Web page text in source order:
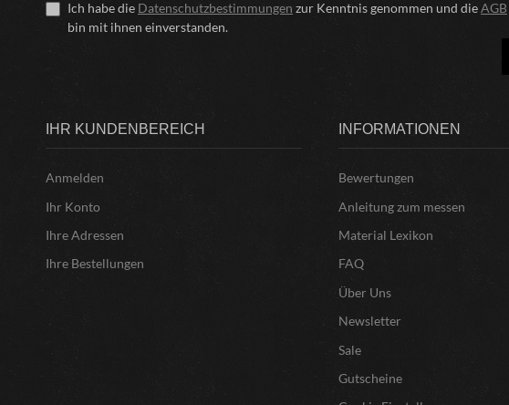
Ich habe die Datenschutzbestimmungen zur Kenntnis genommen und dieAGB
bin mit ihnen einverstanden.
IHR KUNDENBEREICH
Anmelden
Ihr Konto
Ihre Adressen
Ihre Bestellungen
INFORMATIONEN
Bewertungen
Anleitung zum messen
Material Lexikon
FAQ
Über Uns
Newsletter
Sale
Gutscheine